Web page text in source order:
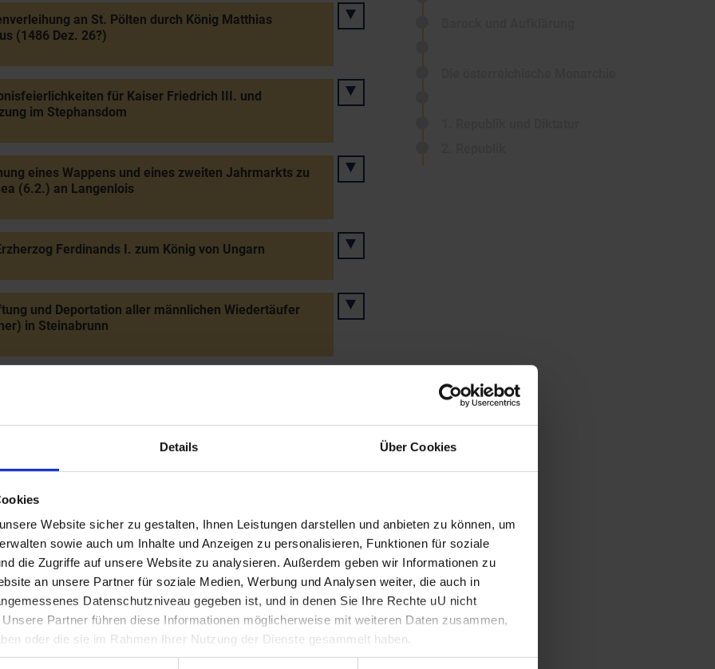
Details Über Cookies
Website sicher zu gestalten, Ihnen Leistungen darstellen und anbieten zu können, um
sowie auch um Inhalte und Anzeigen zu personalisieren, Funktionen für soziale
die Zugriffe auf unsere Website zu analysieren. Außerdem geben wir Informationen zu
an unsere Partner für soziale Medien, Werbung und Analysen weiter, die auch in
Datenschutzniveau gegeben ist, und in denen Sie Ihre Rechte uU nicht
Partner führen diese Informationen möglicherweise mit weiteren Daten zusammen,
oder die sie im Rahmen Ihrer Nutzung der Dienste gesammelt haben.
an St. Pölten durch König Matthias
(1486 Dez. 26?)
für Kaiser Friedrich III. und
im Stephansdom
eines Wappens und eines zweiten Jahrmarkts zu
(6.2.) an Langenlois
Ferdinands I. zum König von Ungarn
und Deportation aller männlichen Wiedertäufer
in Steinabrunn
des Missionars P. Andreas Koffler (1603-1651) aus
China
von Hof am Leithaberge durch die Kuruzzen
Malers Andreas Washuber in Wiener Neustadt